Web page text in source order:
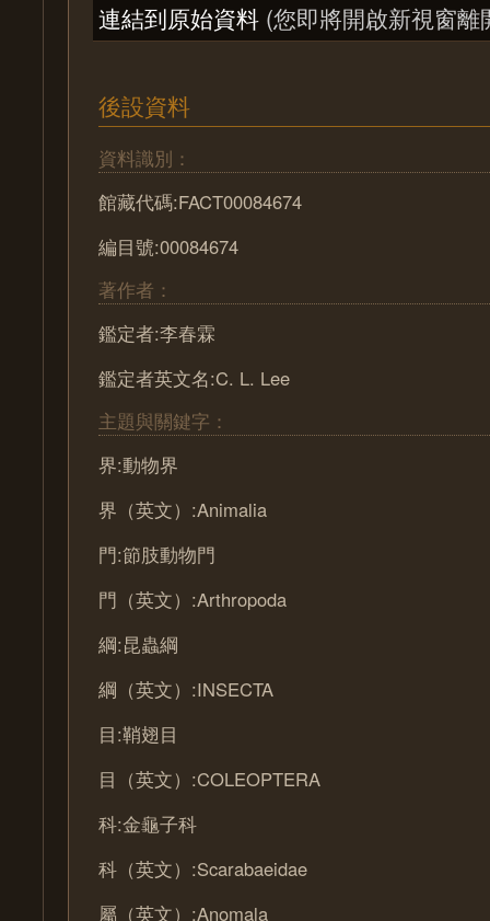
連結到原始資料 (您即將開啟新視窗離
後設資料
資料識別：
館藏代碼:FACT00084674
編目號:00084674
著作者：
鑑定者:李春霖
鑑定者英文名:C. L. Lee
主題與關鍵字：
界:動物界
界（英文）:Animalia
門:節肢動物門
門（英文）:Arthropoda
綱:昆蟲綱
綱（英文）:INSECTA
目:鞘翅目
目（英文）:COLEOPTERA
科:金龜子科
科（英文）:Scarabaeidae
屬（英文）:Anomala